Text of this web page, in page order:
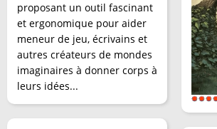
proposant un outil fascinant
et ergonomique pour aider
meneur de jeu, écrivains et
autres créateurs de mondes
imaginaires à donner corps à
leurs idées...